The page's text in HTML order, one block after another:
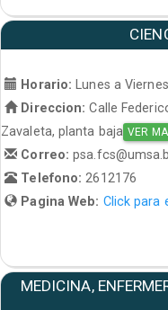
Horario:
Lunes a
Direccion: Calle
Zavaleta, planta baja VER
Correo:
Telefono: 2612176
Pagina Web: Click para
MEDICINA,